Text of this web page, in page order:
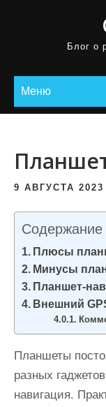
Блог о
Меню
9 АВГУСТА 2023
Содержание
Плюсы
Минусы
Планшет-
Внешний
Планшеты
разных
навигация.